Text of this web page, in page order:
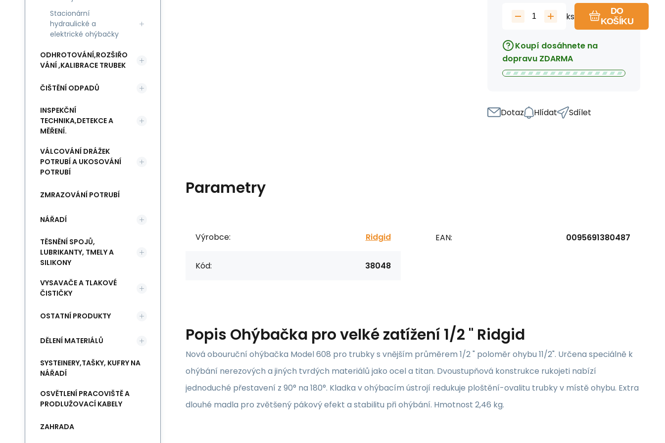
ks
DO
KOŠÍKU
Koupí dosáhnete na
dopravu ZDARMA
Dotaz Hlídat Sdílet
Parametry
Výrobce: Ridgid
Kód: 38048
EAN: 0095691380487
Popis Ohýbačka pro velké zatížení 1/2 " Ridgid
Nová obouruční ohýbačka Model 608 pro trubky s vnějším průměrem 1/2 " poloměr ohybu 11/2". Určena speciálně k
ohýbání nerezových a jiných tvrdých materiálů jako ocel a titan. Dvoustupňová konstrukce rukojeti nabízí
jednoduché přestavení z 90° na 180°. Kladka v ohýbacím ústrojí redukuje ploštění-ovalitu trubky v místě ohybu. Extra
dlouhé madla pro zvětšený pákový efekt a stabilitu při ohýbání. Hmotnost 2,46 kg.
Stacionární
hydraulické a
elektrické ohýbačky
ODHROTOVÁNÍ,ROZŠIŘO
VÁNÍ ,KALIBRACE TRUBEK
ČIŠTĚNÍ ODPADŮ
INSPEKČNÍ
TECHNIKA,DETEKCE A
MĚŘENÍ.
VÁLCOVÁNÍ DRÁŽEK
POTRUBÍ A UKOSOVÁNÍ
POTRUBÍ
ZMRAZOVÁNÍ POTRUBÍ
NÁŘADÍ
TĚSNĚNÍ SPOJŮ,
LUBRIKANTY, TMELY A
SILIKONY
VYSAVAČE A TLAKOVÉ
ČISTIČKY
OSTATNÍ PRODUKTY
DĚLENÍ MATERIÁLŮ
SYSTEINERY,TAŠKY, KUFRY NA
NÁŘADÍ
OSVĚTLENÍ PRACOVIŠTĚ A
PRODLUŽOVACÍ KABELY
ZAHRADA